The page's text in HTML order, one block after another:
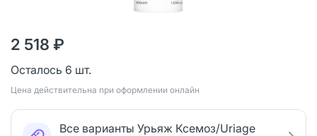
2 518 ₽
Осталось 6 шт.
Цена действительна при оформлении онлайн
Все варианты Урьяж Ксемоз/Uriage